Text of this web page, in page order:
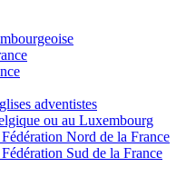
adventistes
ou au Luxembourg
Nord de la France
Sud de la France